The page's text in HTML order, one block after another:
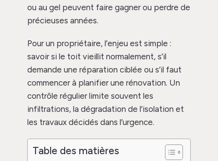
ou au gel peuvent faire gagner ou perdre de
précieuses années.
Pour un propriétaire, l’enjeu est simple :
savoir si le toit vieillit normalement, s’il
demande une réparation ciblée ou s’il faut
commencer à planifier une rénovation. Un
contrôle régulier limite souvent les
infiltrations, la dégradation de l’isolation et
les travaux décidés dans l’urgence.
Table des matières